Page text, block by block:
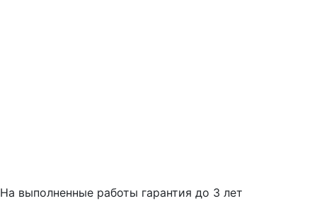
На выполненные работы гарантия до 3 лет